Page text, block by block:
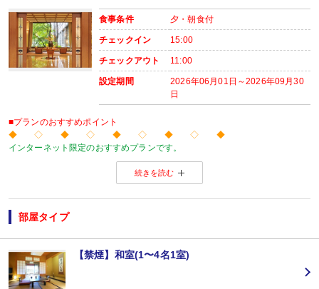
場所:
レストラン（鹿鳴又は白雲）
内容:
食事条件 夕・朝食付
チェックイン 15:00
チェックアウト 11:00
設定期間
2026年06月01日～2026年09月30
日
■プランのおすすめポイント
◆ ◇ ◆ ◇ ◆ ◇ ◆ ◇ ◆
インターネット限定のおすすめプランです。
温泉旅館から市内のホテルまで人気のお宿をご用意！
※店頭・電話・メールでのお問合せや申込みは出来ません。
◆ ◇ ◆ ◇ ◆ ◇ ◆ ◇ ◆
【連泊がお得♪】
２泊以上でお申し込みできる、お得なプランです。
※１泊でのご予約はできません
※すべての宿泊日が同一条件となります。
【おたのしみメニュー】
・貸切風呂45分1,000円でご利用ＯＫ
（通常45分2,000円／チェックイン時先
続きを読む
部屋タイプ
【禁煙】和室(1〜4名1室)